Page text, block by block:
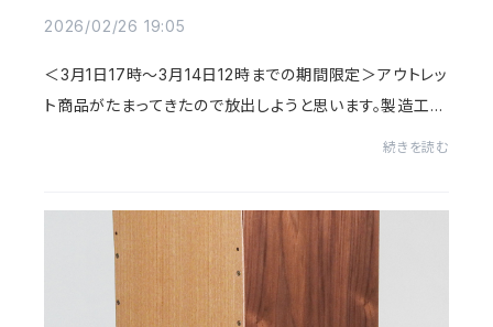
2026/02/26 19:05
＜3月1日17時〜3月14日12時までの期間限定＞アウトレッ
ト商品がたまってきたので放出しようと思います。製造工程
続きを読む